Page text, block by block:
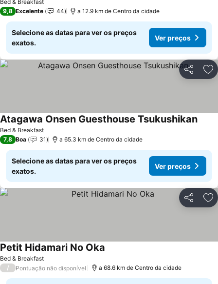
Bed & Breakfast
9,8 Excelente 44 a 12.9 km de Centro da cidade
Selecione as datas para ver os preços
exatos.
Ver preços
Partilhar
Bed & Breakfast
Atagawa Onsen Guesthouse TsukushikanVer
7,8 Boa 31 a 65.3 km de Centro da cidade
Selecione as datas para ver os preços
exatos.
Ver preços
Partilhar
Bed & Breakfast
Petit Hidamari No Oka
/ Pontuação não disponível a 68.6 km de Centro da cidade